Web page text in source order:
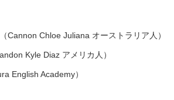
Chloe Juliana オーストラリア人）
Kyle Diaz アメリカ人）
English Academy）